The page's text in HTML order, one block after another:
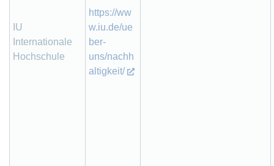
IU
Internationale
Hochschule
https://ww
w.iu.de/ue
ber-
uns/nachh
altigkeit/